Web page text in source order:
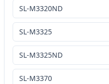
SL-M3320ND
SL-M3325
SL-M3325ND
SL-M3370